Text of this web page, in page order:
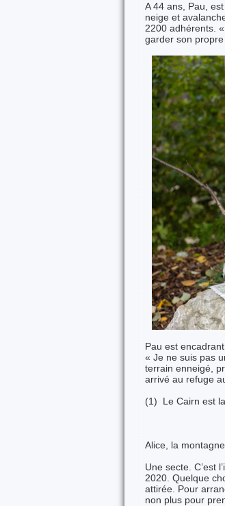
A 44 ans, Pau,
neige et
2200 adhérents.
garder son
Pau est
« Je ne suis pas
terrain enneigé,
arrivé au refuge
(1) Le Cairn est
Alice, la
Une secte. C’est
2020. Quelque
attirée. Pour
non plus pour